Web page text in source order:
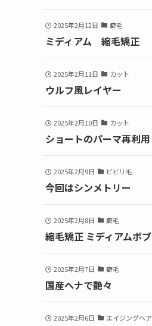
2025年2月12日 癖毛
ミディアム 縮毛矯正
2025年2月11日 カット
ウルフ風レイヤー
2025年2月10日 カット
ショートのパーマ再利用
2025年2月9日 ビビリ毛
今回はシンメトリー
2025年2月8日 癖毛
縮毛矯正 ミディアムボブ
2025年2月7日 癖毛
国産ヘナで艶々
2025年2月6日 エイジングヘア